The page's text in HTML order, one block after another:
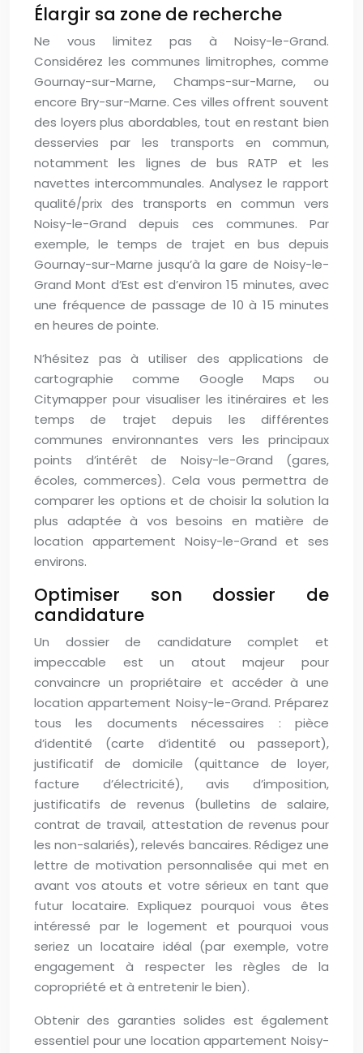
Élargir sa zone de recherche
Ne vous limitez pas à Noisy-le-Grand.
Considérez les communes limitrophes, comme
Gournay-sur-Marne, Champs-sur-Marne, ou
encore Bry-sur-Marne. Ces villes offrent souvent
des loyers plus abordables, tout en restant bien
desservies par les transports en commun,
notamment les lignes de bus RATP et les
navettes intercommunales. Analysez le rapport
qualité/prix des transports en commun vers
Noisy-le-Grand depuis ces communes. Par
exemple, le temps de trajet en bus depuis
Gournay-sur-Marne jusqu’à la gare de Noisy-le-
Grand Mont d’Est est d’environ 15 minutes, avec
une fréquence de passage de 10 à 15 minutes
en heures de pointe.
N’hésitez pas à utiliser des applications de
cartographie comme Google Maps ou
Citymapper pour visualiser les itinéraires et les
temps de trajet depuis les différentes
communes environnantes vers les principaux
points d’intérêt de Noisy-le-Grand (gares,
écoles, commerces). Cela vous permettra de
comparer les options et de choisir la solution la
plus adaptée à vos besoins en matière de
location appartement Noisy-le-Grand et ses
environs.
Optimiser son dossier de
candidature
Un dossier de candidature complet et
impeccable est un atout majeur pour
convaincre un propriétaire et accéder à une
location appartement Noisy-le-Grand. Préparez
tous les documents nécessaires : pièce
d’identité (carte d’identité ou passeport),
justificatif de domicile (quittance de loyer,
facture d’électricité), avis d’imposition,
justificatifs de revenus (bulletins de salaire,
contrat de travail, attestation de revenus pour
les non-salariés), relevés bancaires. Rédigez une
lettre de motivation personnalisée qui met en
avant vos atouts et votre sérieux en tant que
futur locataire. Expliquez pourquoi vous êtes
intéressé par le logement et pourquoi vous
seriez un locataire idéal (par exemple, votre
engagement à respecter les règles de la
copropriété et à entretenir le bien).
Obtenir des garanties solides est également
essentiel pour une location appartement Noisy-